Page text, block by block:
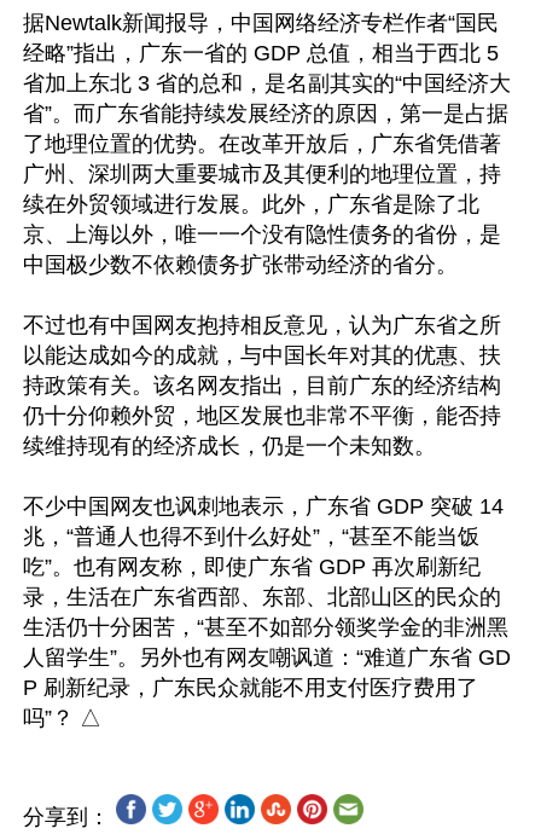
据Newtalk新闻报导，中国网络经济专栏作者“国民
经略”指出，广东一省的 GDP 总值，相当于西北 5
省加上东北 3 省的总和，是名副其实的“中国经济大
省”。而广东省能持续发展经济的原因，第一是占据
了地理位置的优势。在改革开放后，广东省凭借著
广州、深圳两大重要城市及其便利的地理位置，持
续在外贸领域进行发展。此外，广东省是除了北
京、上海以外，唯一一个没有隐性债务的省份，是
中国极少数不依赖债务扩张带动经济的省分。
不过也有中国网友抱持相反意见，认为广东省之所
以能达成如今的成就，与中国长年对其的优惠、扶
持政策有关。该名网友指出，目前广东的经济结构
仍十分仰赖外贸，地区发展也非常不平衡，能否持
续维持现有的经济成长，仍是一个未知数。
不少中国网友也讽刺地表示，广东省 GDP 突破 14
兆，“普通人也得不到什么好处”，“甚至不能当饭
吃”。也有网友称，即使广东省 GDP 再次刷新纪
录，生活在广东省西部、东部、北部山区的民众的
生活仍十分困苦，“甚至不如部分领奖学金的非洲黑
人留学生”。另外也有网友嘲讽道：“难道广东省 GD
P 刷新纪录，广东民众就能不用支付医疗费用了
分享到：